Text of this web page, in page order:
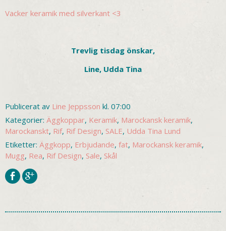
Vacker keramik med silverkant <3
Trevlig tisdag önskar,
Line, Udda Tina
Publicerat av Line Jeppsson kl. 07:00
Kategorier: Äggkoppar, Keramik, Marockansk keramik,
Marockanskt, Rif, Rif Design, SALE, Udda Tina Lund
Etiketter: Äggkopp, Erbjudande, fat, Marockansk keramik,
Mugg, Rea, Rif Design, Sale, Skål